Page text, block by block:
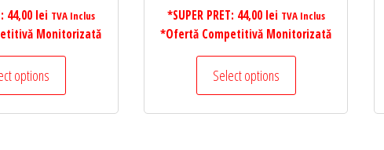
44,00 lei TVA Inclus
Monitorizată
options
*SUPER PRET: 44,00 lei TVA Inclus
*Ofertă Competitivă Monitorizată
Select options